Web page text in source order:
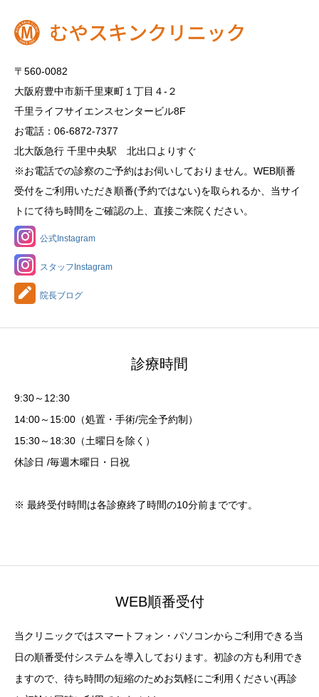
〒560-0082
大阪府豊中市新千里東町１丁目４‐２
千里ライフサイエンスセンタービル8F
お電話：06-6872-7377
北大阪急行 千里中央駅 北出口よりすぐ
※お電話での診察のご予約はお伺いしておりません。WEB順番
受付をご利用いただき順番(予約ではない)を取られるか、当サイ
トにて待ち時間をご確認の上、直接ご来院ください。
公式Instagram
スタッフInstagram
院長ブログ
診療時間
9:30～12:30
14:00～15:00（処置・手術/完全予約制）
15:30～18:30（土曜日を除く）
休診日 /毎週木曜日・日祝
※ 最終受付時間は各診療終了時間の10分前までです。
WEB順番受付
当クリニックではスマートフォン・パソコンからご利用できる当
日の順番受付システムを導入しております。初診の方も利用でき
ますので、待ち時間の短縮のためお気軽にご利用ください(再診